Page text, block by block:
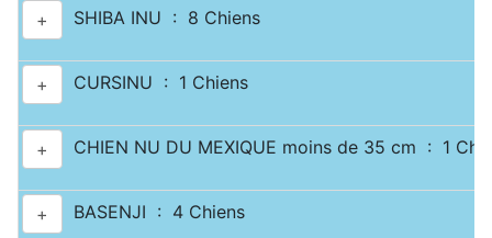
+ SHIBA INU : 8 Chiens
+ CURSINU : 1 Chiens
+ CHIEN NU DU MEXIQUE moins de 35 cm : 1
+ BASENJI : 4 Chiens